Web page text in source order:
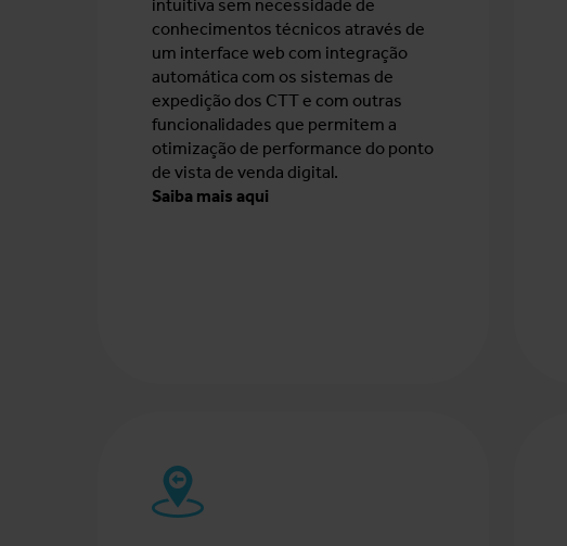
conhecimentos técnicos através de
um interface web com integração
automática com os sistemas de
expedição dos CTT e com outras
funcionalidades que permitem a
otimização de performance do ponto
de vista de venda digital.
Saiba mais aqui